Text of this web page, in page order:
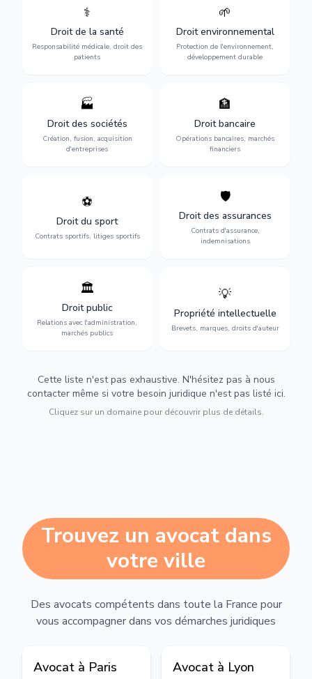
⚕️
Droit de la santé
Responsabilité médicale, droit des
patients
Défense de vos droits
médicales, responsabilité
des praticiens et
indemnisation.
🌱
Droit environnemental
Protection de l'environnement,
développement durable
Protection de
conformité
environnementale, litiges et
développement durable.
🏭
Droit des sociétés
Création, fusion, acquisition
d'entreprises
Structuration de votre
société : création, fusion-
acquisition, gouvernance et
restructuration.
🏦
Droit bancaire
Opérations bancaires, marchés
financiers
Gestion de vos opérations
financières : contentieux
bancaire, investissements et
régulation.
⚽
Droit du sport
Contrats sportifs, litiges sportifs
Expertise en droit sportif :
transferts, sponsoring et
contentieux.
🛡️
Droit des assurances
Contrats d'assurance,
indemnisations
Défense de vos intérêts :
contrats d'assurance,
sinistres et indemnisations
optimales.
🏛️
Droit public
Relations avec l'administration,
marchés publics
Gestion de vos relations
avec l'administration :
marchés publics,
urbanisme et contentieux.
💡
Propriété intellectuelle
Brevets, marques, droits d'auteur
Protection de vos créations
d'auteur et lutte contre la
contrefaçon.
Cette liste n'est pas exhaustive. N'hésitez pas à nous
contacter même si votre besoin juridique n'est pas listé ici.
Cliquez sur un domaine pour découvrir plus de détails.
Trouvez un avocat dans
votre ville
Des avocats compétents dans toute la France pour
vous accompagner dans vos démarches juridiques
Avocat à Paris Avocat à Lyon